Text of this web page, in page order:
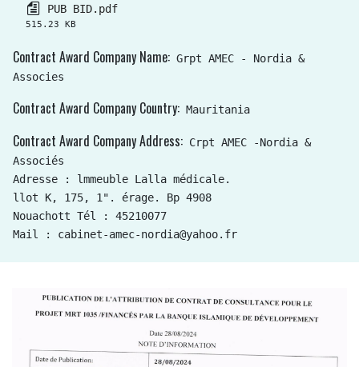
PUB BID.pdf
515.23 KB
Contract Award Company Name
Grpt AMEC - Nordia &
Associes
Contract Award Company Country Mauritania
Contract Award Company Address
Crpt AMEC -Nordia &
Associés
Adresse : lmmeuble Lalla médicale.
llot K, 175, 1". érage. Bp 4908
Nouachott Tél : 45210077
Mail : cabinet-amec-nordia@yahoo.fr